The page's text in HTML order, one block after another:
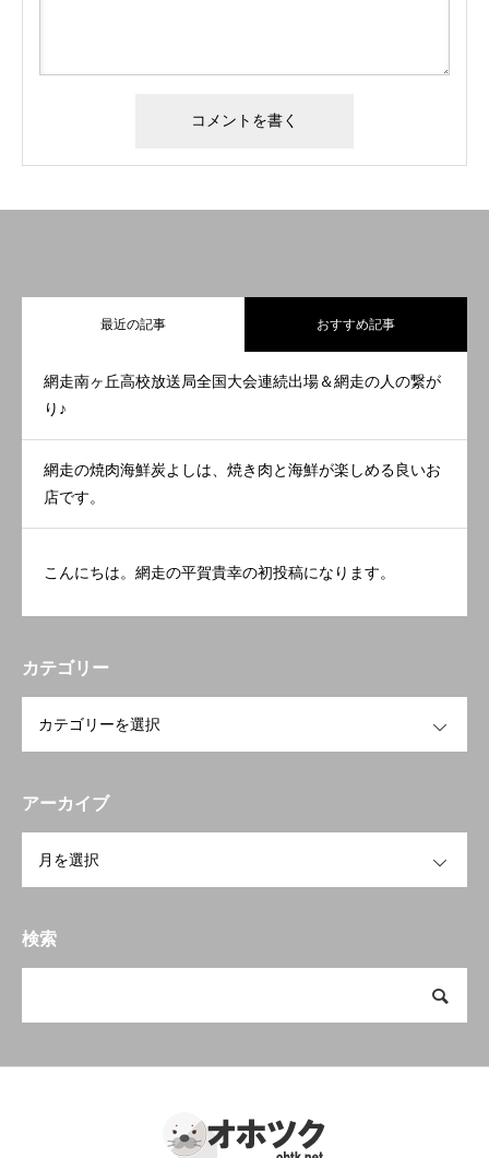
最近の記事 おすすめ記事
網走南ヶ丘高校放送局全国大会連続出場＆網走の人の繋が
り♪
網走の焼肉海鮮炭よしは、焼き肉と海鮮が楽しめる良いお
店です。
こんにちは。網走の平賀貴幸の初投稿になります。
カテゴリー
アーカイブ
検索